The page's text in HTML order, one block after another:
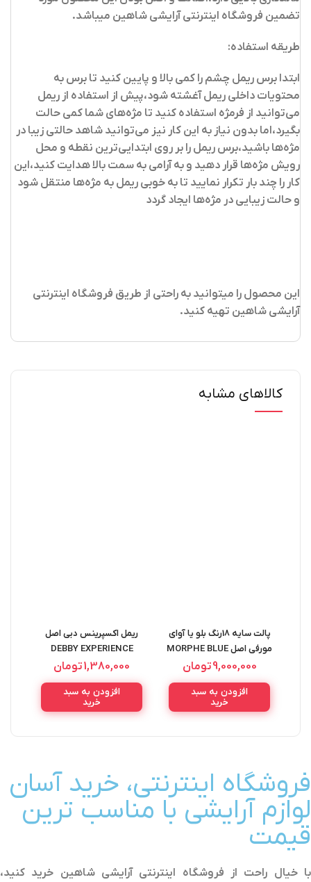
تضمین فروشگاه اینترنتی آرایشی شاهین میباشد.
طریقه استفاده:
ابتدا برس ریمل چشم را کمی بالا و پایین کنید تا برس به
محتویات داخلی ریمل آغشته شود،پیش از استفاده از ریمل
می‌توانید از فرمژه استفاده کنید تا مژه‌های شما کمی حالت
بگیرد،اما بدون نیاز به این کار نیز می‌توانید شاهد حالتی زیبا در
مژه‌ها باشید،برس ریمل را بر روی ابتدایی‌ترین نقطه و محل
رویش مژه‌ها قرار دهید و به آرامی به سمت بالا هدایت کنید،این
کار را چند بار تکرار نمایید تا به خوبی ریمل به مژه‌ها منتقل شود
و حالت زیبایی در مژه‌ها ایجاد گردد
این محصول را میتوانید به راحتی از طریق فروشگاه اینترنتی
آرایشی شاهین تهیه کنید.
کالاهای مشابه
پالت سایه 18رنگ بلو یا آوای
مورفی اصل MORPHE BLUE
YA AWAY PALETTE 18A
19.5G
9,000,000تومان
افزودن به سبد
خرید
ریمل اکسپرینس دبی اصل
DEBBY EXPERIENCE
MASCARA EXTRA
VOLUME
1,380,000تومان
افزودن به سبد
خرید
فروشگاه اینترنتی، خرید آسان
لوازم آرایشی با مناسب ترین
قیمت
با خیال راحت از فروشگاه اینترنتی آرایشی شاهین خرید کنید،